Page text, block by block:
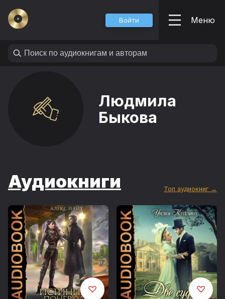
Войти Меню
Людмила
Быкова
Аудиокниги Топ аудиокниг →